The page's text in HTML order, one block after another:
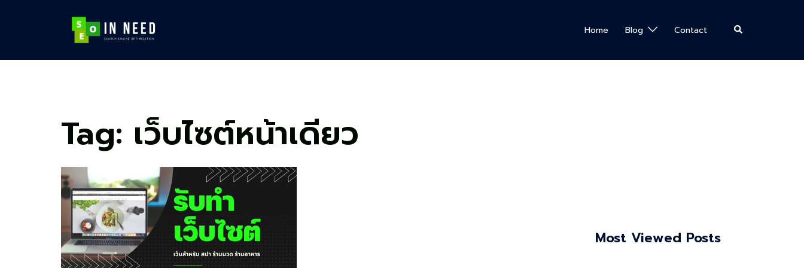
Home Blog Contact Search
Tag: เว็บไซต์หน้าเดียว
Most Viewed Posts